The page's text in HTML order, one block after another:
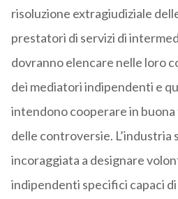
risoluzione extragiudiziale
prestatori di servizi di
dovranno elencare nelle loro
dei mediatori indipendenti e
intendono cooperare in
delle controversie. L’industria
incoraggiata a designare
indipendenti specifici capaci